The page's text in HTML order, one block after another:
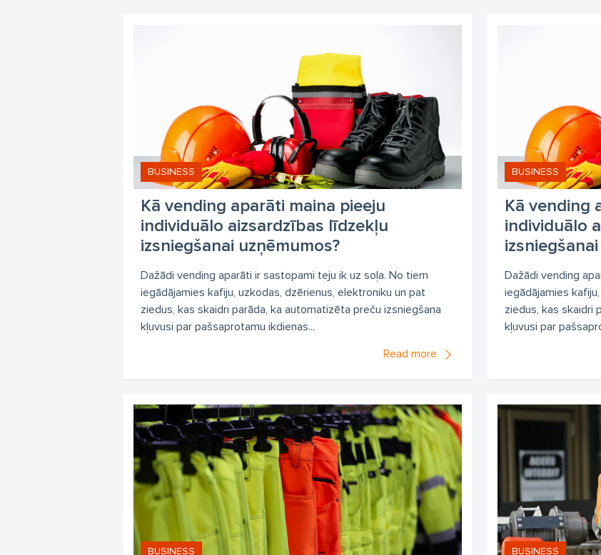
Granberg
darba apģērbu šūšana
Kā vending aparāti maina pieeju
individuālo aizsardzības līdzekļu
izsniegšanai uzņēmumos?
BUSINESS
Dažādi vending aparāti ir sastopami teju ik uz soļa. No tiem
iegādājamies kafiju, uzkodas, dzērienus, elektroniku un pat
ziedus, kas skaidri parāda, ka automatizēta preču izsniegšana
kļuvusi par pašsaprotamu ikdienas...
Read more
Kā vending
individuālo
BUSINESS
Dažādi vending
iegādājamies
ziedus, kas skaidri
kļuvusi par
BUSINESS BUSINESS